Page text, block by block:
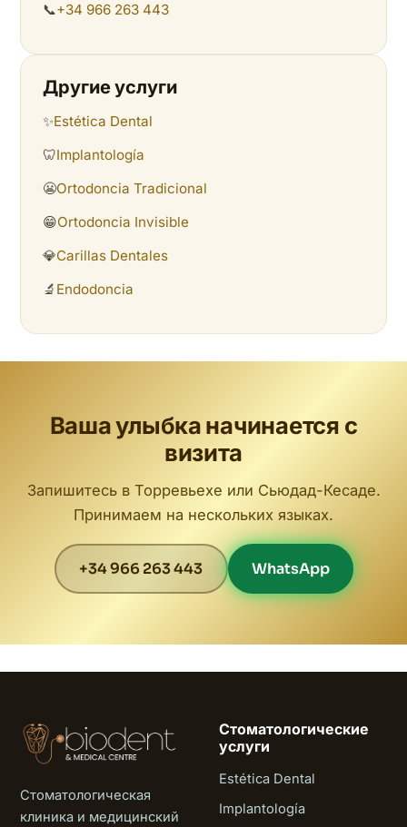
📞+34 966 263 443
Другие услуги
✨Estética Dental
🦷Implantología
😬Ortodoncia Tradicional
😁Ortodoncia Invisible
💎Carillas Dentales
🔬 Endodoncia
Ваша улыбка начинается с
визита
Запишитесь в Торревьехе или Сьюдад-Кесаде.
Принимаем на нескольких языках.
+34 966 263 443 WhatsApp
Стоматологическая
клиника и медицинский
Стоматологические
услуги
Estética Dental
Implantología